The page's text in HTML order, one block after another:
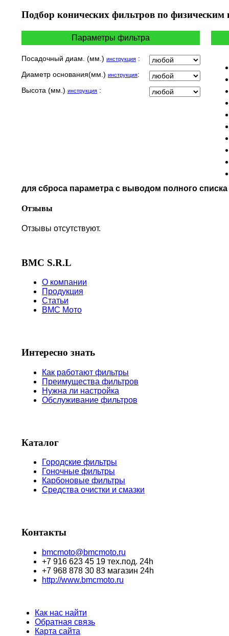
INDIAN
KEEWAY
MBK
MOTO GUZZI
TVS
Подбор конических фильтров по физическим
Параметры фильтра
Посадочный диам. (мм.) инструкция :
Диаметр основания(мм.) инструкция:
Высота (мм.) инструкция :
для сброса параметра с выводом полного
Отзывы
Отзывы отсутствуют.
BMC S.R.L
О компании
Продукция
Статьи
BMC Мото
Интересно знать
Как работают фильтры
Преимущества фильтров
Нужна ли настройка
Обслуживание фильтров
Каталог
Городские фильтры
Гоночные фильтры
Карбоновые фильтры
Средства очистки и смазки
Контакты
bmcmoto@bmcmoto.ru
+7 916 623 45 19 тех.под. 24h
+7 968 878 30 83 магазин 24h
http://www.bmcmoto.ru
Как нас найти
Обратная связь
Карта сайта